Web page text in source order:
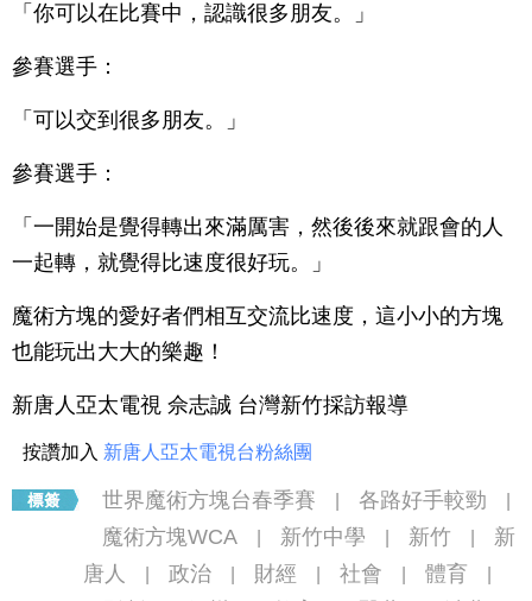
「你可以在比賽中，認識很多朋友。」
參賽選手：
「可以交到很多朋友。」
參賽選手：
「一開始是覺得轉出來滿厲害，然後後來就跟會的人
一起轉，就覺得比速度很好玩。」
魔術方塊的愛好者們相互交流比速度，這小小的方塊
也能玩出大大的樂趣！
新唐人亞太電視 佘志誠 台灣新竹採訪報導
按讚加入 新唐人亞太電視台粉絲團
世界魔術方塊台春季賽 各路好手較勁
魔術方塊WCA 新竹中學 新竹
新
唐人
政治 財經 社會 體育